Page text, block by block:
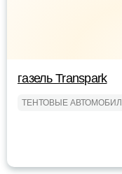
газель Transpark
ТЕНТОВЫЕ